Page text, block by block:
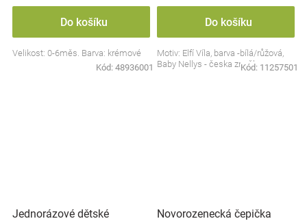
Do košíku
Velikost: 0-6měs. Barva: krémové
Kód: 48936001
Do košíku
Motiv: Elfí Víla, barva -bílá/růžová,
Baby Nellys - česka značka
Kód: 11257501
Jednorázové dětské
Novorozenecká čepička